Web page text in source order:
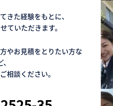
】塗り替えた方がいい
を解消！
屋根の不具合を発見！
きた経験をもとに、
ていただきます。
やお見積をとりたい方な
、
相談ください。